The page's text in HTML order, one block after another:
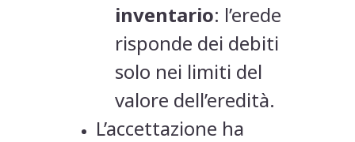
inventario: l’erede
risponde dei debiti
solo nei limiti del
valore dell’eredità.
L’accettazione ha